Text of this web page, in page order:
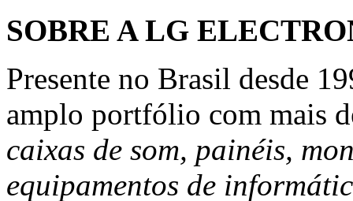
SOBRE A LG
Presente no Brasil desde
amplo portfólio com mais
caixas de som, painéis,
equipamentos de